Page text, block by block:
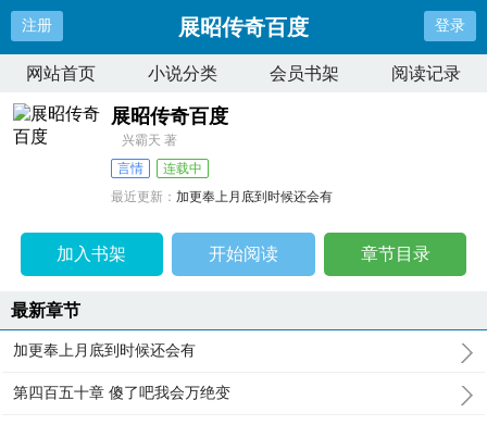
注册 展昭传奇百度 登录
网站首页 小说分类 会员书架 阅读记录
展昭传奇百度
兴霸天 著
言情
连载中
最近更新：加更奉上月底到时候还会有
加入书架 开始阅读 章节目录
最新章节
加更奉上月底到时候还会有
第四百五十章 傻了吧我会万绝变